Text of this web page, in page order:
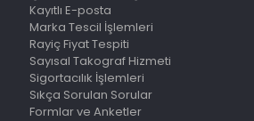
Kayıtlı E-posta
Marka Tescil İşlemleri
Rayiç Fiyat Tespiti
Sayısal Takograf Hizmeti
Sigortacılık İşlemleri
Sıkça Sorulan Sorular
Formlar ve Anketler